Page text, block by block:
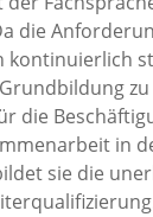
die
kontinuierlich
die
in
sie die